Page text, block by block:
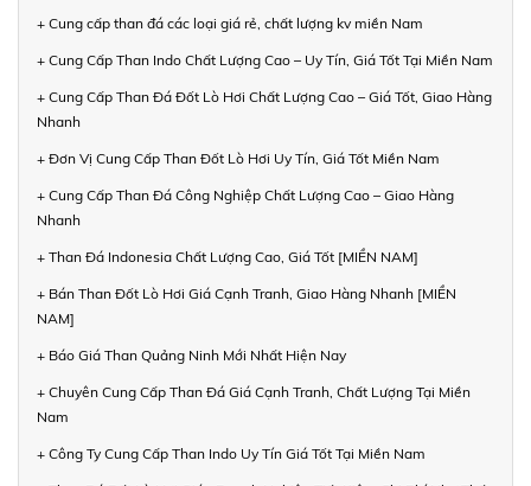
+ Cung cấp than đá các loại giá rẻ, chất lượng kv miền Nam
+ Cung Cấp Than Indo Chất Lượng Cao – Uy Tín, Giá Tốt Tại Miền Nam
+ Cung Cấp Than Đá Đốt Lò Hơi Chất Lượng Cao – Giá Tốt, Giao Hàng
Nhanh
+ Đơn Vị Cung Cấp Than Đốt Lò Hơi Uy Tín, Giá Tốt Miền Nam
+ Cung Cấp Than Đá Công Nghiệp Chất Lượng Cao – Giao Hàng
Nhanh
+ Than Đá Indonesia Chất Lượng Cao, Giá Tốt [MIỀN NAM]
+ Bán Than Đốt Lò Hơi Giá Cạnh Tranh, Giao Hàng Nhanh [MIỀN
NAM]
+ Báo Giá Than Quảng Ninh Mới Nhất Hiện Nay
+ Chuyên Cung Cấp Than Đá Giá Cạnh Tranh, Chất Lượng Tại Miền
Nam
+ Công Ty Cung Cấp Than Indo Uy Tín Giá Tốt Tại Miền Nam